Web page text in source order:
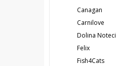
Canagan
Carnilove
Dolina Noteci
Felix
Fish4Cats